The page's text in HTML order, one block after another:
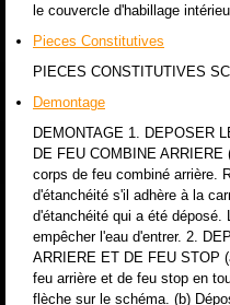
le couvercle d'habillage
Pieces Constitutives
PIECES CONSTITUTIVES
Demontage
DEMONTAGE 1. DEPOSER
DE FEU COMBINE
corps de feu combiné arrière.
d'étanchéité s'il adhère à la
d'étanchéité qui a été déposé.
empêcher l'eau d'entrer. 2.
ARRIERE ET DE FEU STOP
feu arrière et de feu stop en
flèche sur le schéma. (b)